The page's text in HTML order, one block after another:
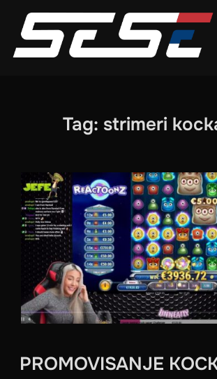
content
Tag: strimeri
PROMOVISANJE